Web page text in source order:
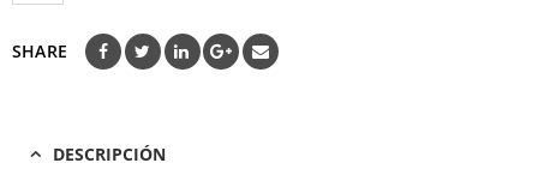
SHARE
DESCRIPCIÓN